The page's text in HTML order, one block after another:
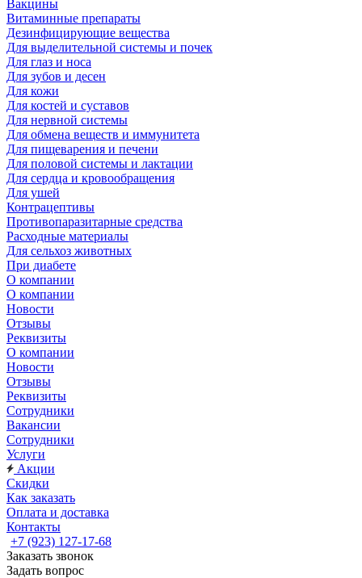
Вакцины
Витаминные препараты
Дезинфицирующие вещества
Для выделительной системы и почек
Для глаз и носа
Для зубов и десен
Для кожи
Для костей и суставов
Для нервной системы
Для обмена веществ и иммунитета
Для пищеварения и печени
Для половой системы и лактации
Для сердца и кровообращения
Для ушей
Контрацептивы
Противопаразитарные средства
Расходные материалы
Для сельхоз животных
При диабете
О компании
О компании
Новости
Отзывы
Реквизиты
О компании
Новости
Отзывы
Реквизиты
Сотрудники
Вакансии
Сотрудники
Услуги
Акции
Скидки
Как заказать
Оплата и доставка
Контакты
+7 (923) 127-17-68
Заказать звонок
Задать вопрос